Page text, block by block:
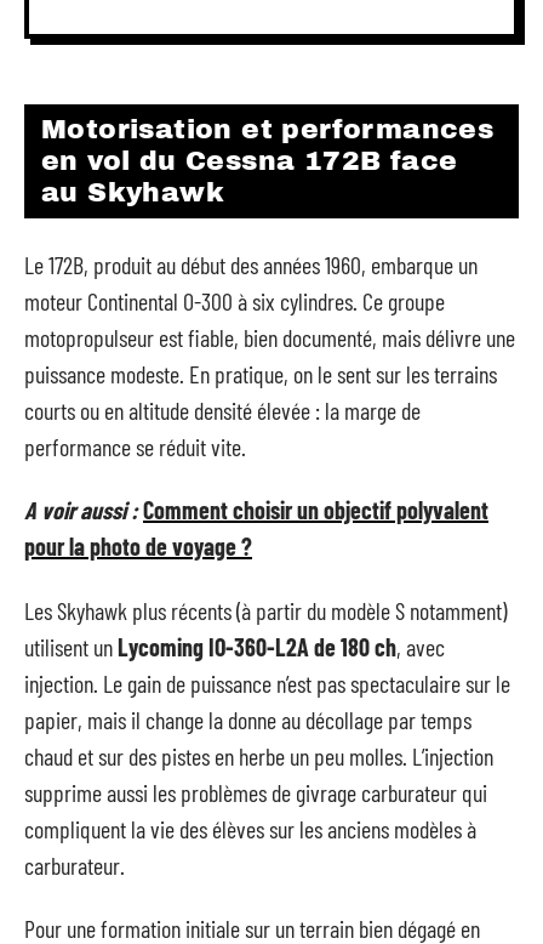
Motorisation et performances
en vol du Cessna 172B face
au Skyhawk
Le 172B, produit au début des années 1960, embarque un
moteur Continental O-300 à six cylindres. Ce groupe
motopropulseur est fiable, bien documenté, mais délivre une
puissance modeste. En pratique, on le sent sur les terrains
courts ou en altitude densité élevée : la marge de
performance se réduit vite.
A voir aussi :Comment choisir un objectif polyvalent
pour la photo de voyage ?
Les Skyhawk plus récents (à partir du modèle S notamment)
utilisent unLycoming IO-360-L2A de 180 ch, avec
injection. Le gain de puissance n’est pas spectaculaire sur le
papier, mais il change la donne au décollage par temps
chaud et sur des pistes en herbe un peu molles. L’injection
supprime aussi les problèmes de givrage carburateur qui
compliquent la vie des élèves sur les anciens modèles à
carburateur.
Pour une formation initiale sur un terrain bien dégagé en